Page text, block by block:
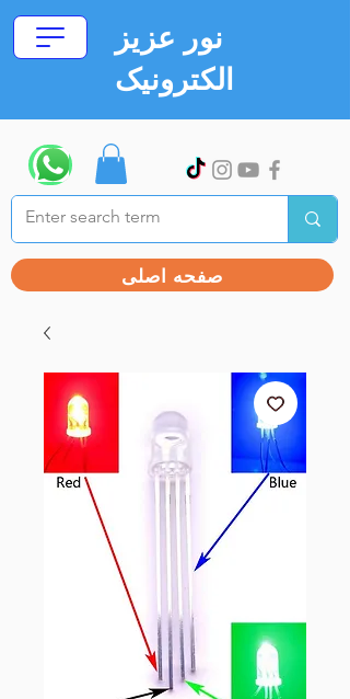
نور عزیز
الکترونیک
صفحه اصلی